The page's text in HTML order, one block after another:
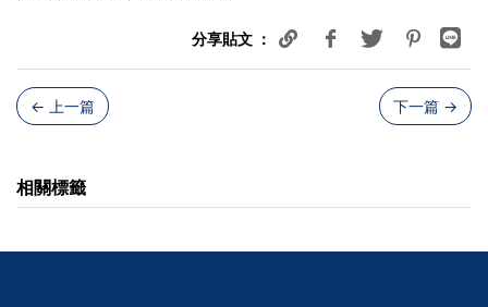
分享貼文 ：
← 上一篇 下一篇 →
相關標籤